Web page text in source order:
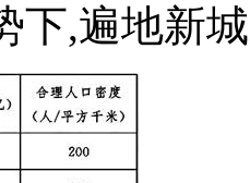
下,遍地新